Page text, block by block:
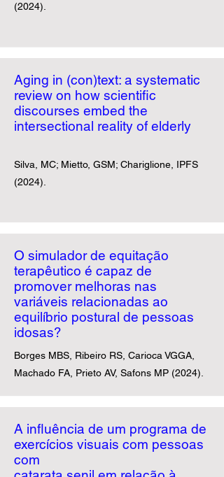
(2024).
Aging in (con)text: a systematic
review on how scientific
discourses embed the
intersectional reality of elderly
Silva, MC; Mietto, GSM; Chariglione, IPFS
(2024).
O simulador de equitação
terapêutico é capaz de
promover melhoras nas
variáveis relacionadas ao
equilíbrio postural de pessoas
idosas?
Borges MBS, Ribeiro RS, Carioca VGGA,
Machado FA, Prieto AV, Safons MP (2024).
A influência de um programa de
exercícios visuais com pessoas
com